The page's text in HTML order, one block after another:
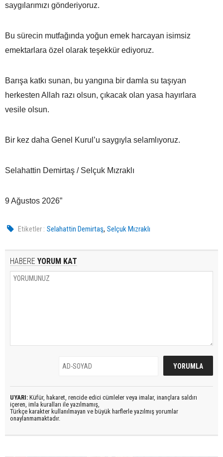
saygılarımızı gönderiyoruz.
Bu sürecin mutfağında yoğun emek harcayan isimsiz
emektarlara özel olarak teşekkür ediyoruz.
Barışa katkı sunan, bu yangına bir damla su taşıyan
herkesten Allah razı olsun, çıkacak olan yasa hayırlara
vesile olsun.
Bir kez daha Genel Kurul’u saygıyla selamlıyoruz.
Selahattin Demirtaş / Selçuk Mızraklı
9 Ağustos 2026”
Etiketler : Selahattin Demirtaş,Selçuk Mızraklı
HABERE YORUM KAT
UYARI: Küfür, hakaret, rencide edici cümleler veya imalar, inançlara saldırı
içeren, imla kuralları ile yazılmamış,
Türkçe karakter kullanılmayan ve büyük harflerle yazılmış yorumlar
onaylanmamaktadır.